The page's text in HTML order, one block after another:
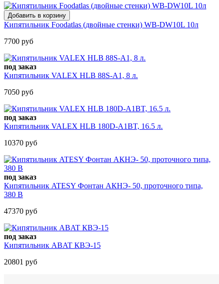
Кипятильник Foodatlas (двойные стенки) WB-DW10L 10л
7700 руб
под заказ
Кипятильник VALEX HLB 88S-A1, 8 л.
7050 руб
под заказ
Кипятильник VALEX HLB 180D-A1BT, 16.5 л.
10370 руб
под заказ
Кипятильник ATESY Фонтан АКНЭ- 50, проточного типа,
380 В
47370 руб
под заказ
Кипятильник ABAT КВЭ-15
20801 руб